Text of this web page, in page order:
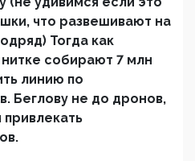
что развешивают на
Тогда как
собирают 7 млн
линию по
Беглову не до дронов,
привлекать